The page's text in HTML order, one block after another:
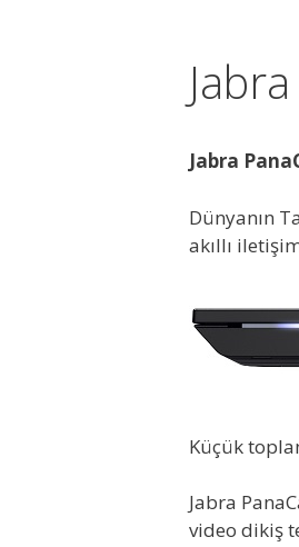
Jabra
Dünyanın
akıllı
Küçük
Jabra
video dikiş